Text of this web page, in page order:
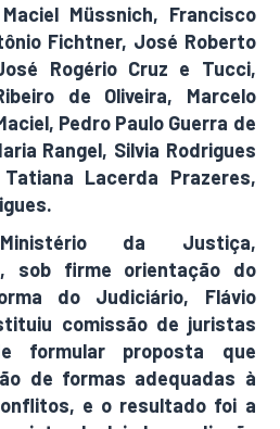
Müssnich, Francisco
Fichtner, José Roberto
Rogério Cruz e Tucci,
de Oliveira, Marcelo
Pedro Paulo Guerra de
Rangel, Silvia Rodrigues
Lacerda Prazeres,
da Justiça,
sob firme orientação do
do Judiciário, Flávio
comissão de juristas
formular proposta que
de formas adequadas à
e o resultado foi a